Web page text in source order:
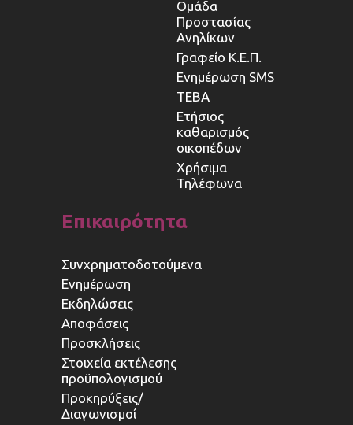
Ομάδα
Προστασίας
Ανηλίκων
Γραφείο Κ.Ε.Π.
Ενημέρωση SMS
ΤΕΒΑ
Ετήσιος
καθαρισμός
οικοπέδων
Χρήσιμα
Τηλέφωνα
Επικαιρότητα
Συνχρηματοδοτούμενα
Ενημέρωση
Εκδηλώσεις
Αποφάσεις
Προσκλήσεις
Στοιχεία εκτέλεσης
προϋπολογισμού
Προκηρύξεις/
Διαγωνισμοί